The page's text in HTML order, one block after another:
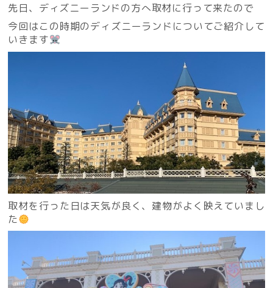
先日、ディズニーランドの方へ取材に行って来たので
今回はこの時期のディズニーランドについてご紹介して
いきます
取材を行った日は天気が良く、建物がよく映えていまし
た